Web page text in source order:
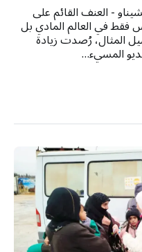
- العنف القائم على
فقط في العالم المادي بل
المثال، رُصدت زيادة